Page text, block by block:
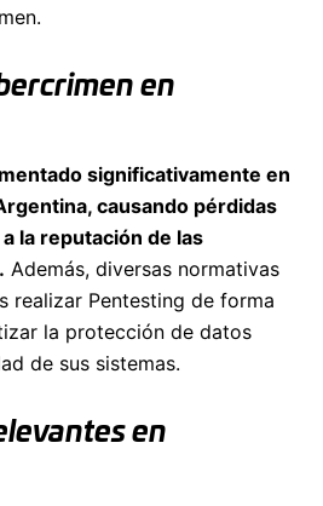
en
significativamente en
causando pérdidas
la reputación de las
Además, diversas normativas
realizar Pentesting de forma
la protección de datos
de sus sistemas.
en